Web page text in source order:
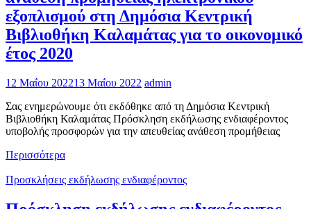
εξοπλισμού στη Δημόσια Κεντρική
Βιβλιοθήκη Καλαμάτας για το οικονομικό
έτος 2020
12 Μαΐου 202213 Μαΐου 2022 admin
Σας ενημερώνουμε ότι εκδόθηκε από τη Δημόσια Κεντρική
Βιβλιοθήκη Καλαμάτας Πρόσκληση εκδήλωσης ενδιαφέροντος
υποβολής προσφορών για την απευθείας ανάθεση προμήθειας
Περισσότερα
Προσκλήσεις εκδήλωσης ενδιαφέροντος